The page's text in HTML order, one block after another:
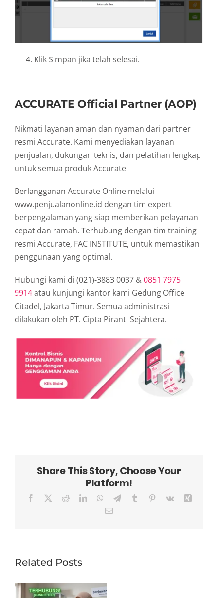
Klik Simpan jika telah selesai.
ACCURATE Official Partner (AOP)
Nikmati layanan aman dan nyaman dari partner
resmi Accurate. Kami menyediakan layanan
penjualan, dukungan teknis, dan pelatihan lengkap
untuk semua produk Accurate.
Berlangganan Accurate Online melalui
www.penjualanonline.id dengan tim expert
berpengalaman yang siap memberikan pelayanan
cepat dan ramah. Terhubung dengan tim training
resmi Accurate, FAC INSTITUTE, untuk memastikan
penggunaan yang optimal.
Hubungi kami di (021)-3883 0037 &0851 7975
9914atau kunjungi kantor kami Gedung Office
Citadel, Jakarta Timur. Semua administrasi
dilakukan oleh PT. Cipta Piranti Sejahtera.
Share This Story, Choose Your
Platform!
Facebook RedditLinkedInWhatsApp
TelegramTumblr Pinterest
Vk
Email
Related Posts